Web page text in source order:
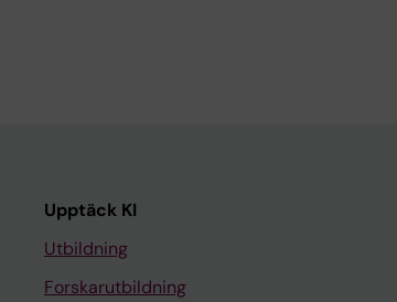
Upptäck KI
Utbildning
Forskarutbildning